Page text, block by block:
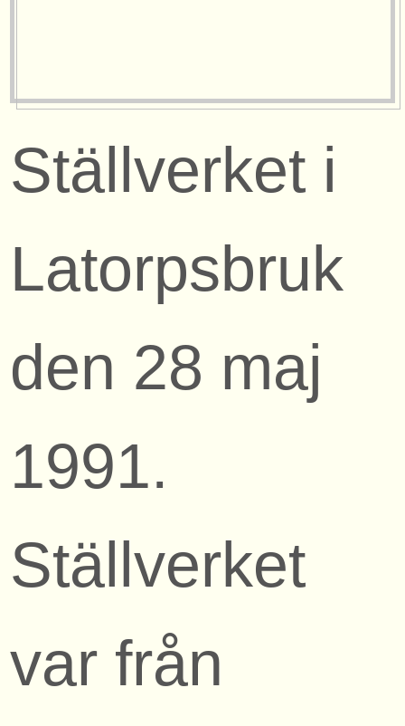
Ställverket i
Latorpsbruk
den 28 maj
1991.
Ställverket
var från